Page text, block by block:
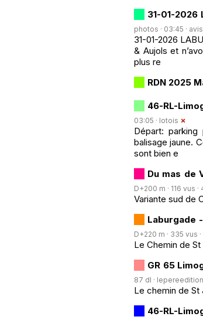
31-01-2026
photos · 03:45 ·
31-01-2026
& Aujols et
plus re
RDN 2025
46-RL-
03:05 · lotois
Départ:
balisage jaune.
sont bien e
Du mas de
D+200 m · 116 vus ·
Variante sud de
Laburgade
D+220 m · 335 vus ·
Le Chemin de
GR 65
87 dl ·
Le chemin de
46-RL-